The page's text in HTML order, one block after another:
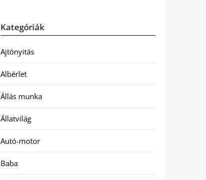
Kategóriák
Ajtónyitás
Albérlet
Állás munka
Állatvilág
Autó-motor
Baba